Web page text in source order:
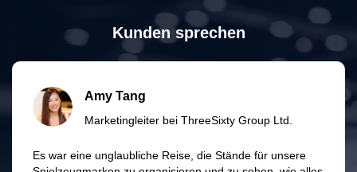
Kunden sprechen
Amy Tang
Marketingleiter bei ThreeSixty Group Ltd.
Es war eine unglaubliche Reise, die Stände für unsere